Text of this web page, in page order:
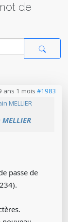
de
ans 1 mois #1983
MELLIER
passe de